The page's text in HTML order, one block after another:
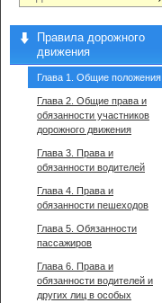
Правила дорожного
движения
Глава 1. Общие положения
Глава 2. Общие права и
обязанности участников
дорожного движения
Глава 3. Права и
обязанности водителей
Глава 4. Права и
обязанности пешеходов
Глава 5. Обязанности
пассажиров
Глава 6. Права и
обязанности водителей и
других лиц в особых